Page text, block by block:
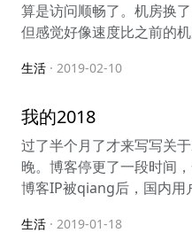
算是访问顺畅了。机房换
但感觉好像速度比之前的机
生活 · 2019-02-10
我的2018
过了半个月了才来写写关
晚。博客停更了一段时间
博客IP被qiang后，国内用
生活 · 2019-01-18